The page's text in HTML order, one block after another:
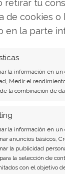
retirar tu
de cookies o
en la parte
la información en
Medir el
la combinación de
la información en
anuncios básicos,
la publicidad
la selección de
con el objetivo
en
construir
de las
BlackRock
que
webinar
"Línea
tu capital
dominan tu